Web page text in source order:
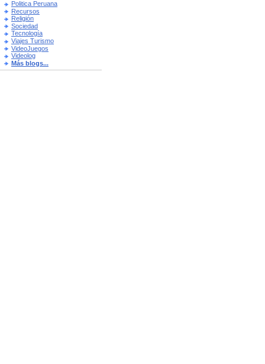
Politica Peruana
Recursos
Religión
Sociedad
Tecnología
Viajes Turismo
VideoJuegos
Videolog
Más blogs...